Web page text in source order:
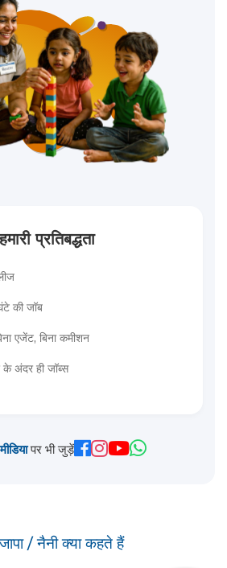
प्रतिबद्धता
की जॉब
एजेंट, बिना कमीशन
के अंदर ही जॉब्स
पर भी जुड़ें
/ नैनी क्या कहते हैं